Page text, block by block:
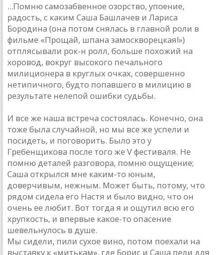
...Помню самозабвенное озорство, упоение,
радость, с каким Саша Башлачев и Лариса
Бородина (она потом снялась в главной роли в
фильме «Прощай, шпана замоскворецкая!»)
отплясывали рок-н ролл, больше похожий на
хоровод, вокруг высокого печального
милиционера в круглых очках, совершенно
нетипичного, будто попавшего в милицию в
результате нелепой ошибки судьбы.
И все же наша встреча состоялась. Конечно, она
тоже была случайной, но мы все же успели и
посидеть, и поговорить. Было это у
Гребенщикова после того же V фестиваля. Не
помню деталей разговора, помню ощущение;
Саша открылся мне каким-то юным,
доверчивым, нежным. Может быть, потому, что
рядом сидела его Настя и было видно, что он
очень ее любит. Вот тогда я и ощутил всю его
хрупкость, и впервые какое-то опасение
шевельнулось в душе.
Мы сидели, пили сухое вино, потом поехали на
выставку к «митькам», где Борис и Саша пели для